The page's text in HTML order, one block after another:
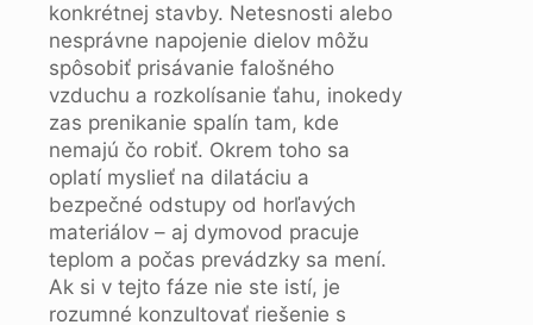
konkrétnej stavby. Netesnosti alebo
nesprávne napojenie dielov môžu
spôsobiť prisávanie falošného
vzduchu a rozkolísanie ťahu, inokedy
zas prenikanie spalín tam, kde
nemajú čo robiť. Okrem toho sa
oplatí myslieť na dilatáciu a
bezpečné odstupy od horľavých
materiálov – aj dymovod pracuje
teplom a počas prevádzky sa mení.
Ak si v tejto fáze nie ste istí, je
rozumné konzultovať riešenie s